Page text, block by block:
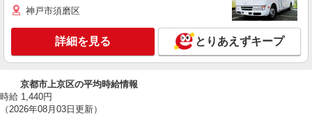
神戸市須磨区
詳細を見る とりあえずキープ
京都市上京区の平均時給情報
時給 1,440円
（2026年08月03日更新）